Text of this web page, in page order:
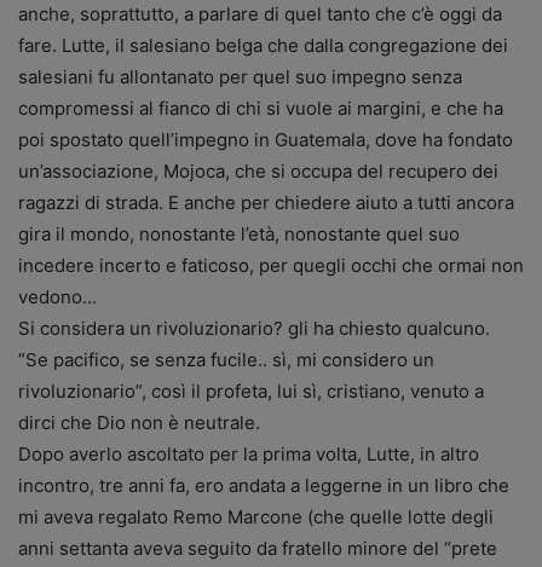
anche, soprattutto, a parlare di quel tanto che c’è oggi da
fare. Lutte, il salesiano belga che dalla congregazione dei
salesiani fu allontanato per quel suo impegno senza
compromessi al fianco di chi si vuole ai margini, e che ha
poi spostato quell’impegno in Guatemala, dove ha fondato
un’associazione, Mojoca, che si occupa del recupero dei
ragazzi di strada. E anche per chiedere aiuto a tutti ancora
gira il mondo, nonostante l’età, nonostante quel suo
incedere incerto e faticoso, per quegli occhi che ormai non
vedono…
Si considera un rivoluzionario? gli ha chiesto qualcuno.
“Se pacifico, se senza fucile.. sì, mi considero un
rivoluzionario”, così il profeta, lui sì, cristiano, venuto a
dirci che Dio non è neutrale.
Dopo averlo ascoltato per la prima volta, Lutte, in altro
incontro, tre anni fa, ero andata a leggerne in un libro che
mi aveva regalato Remo Marcone (che quelle lotte degli
anni settanta aveva seguito da fratello minore del “prete